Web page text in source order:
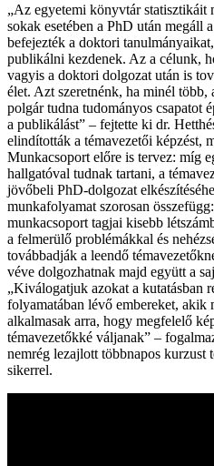
„Az egyetemi könyvtár statisztikáit
sokak esetében a PhD után megáll
befejezték a doktori
publikálni kezdenek. Az a célunk,
vagyis a doktori dolgozat után is
élet. Azt szeretnénk, ha minél több,
polgár tudna tudományos csapatot
a publikálást” – fejtette ki dr.
elindították a témavezetői képzést,
Munkacsoport előre is tervez: míg
hallgatóval tudnak tartani, a
jövőbeli PhD-dolgozat
munkafolyamat szorosan
munkacsoport tagjai kisebb
a felmerülő problémákkal és
továbbadják a leendő
véve dolgozhatnak majd együtt a
„Kiválogatjuk azokat a kutatásban
folyamatában lévő embereket, akik
alkalmasak arra, hogy megfelelő
témavezetőkké váljanak” –
nemrég lezajlott többnapos kurzust
sikerrel.